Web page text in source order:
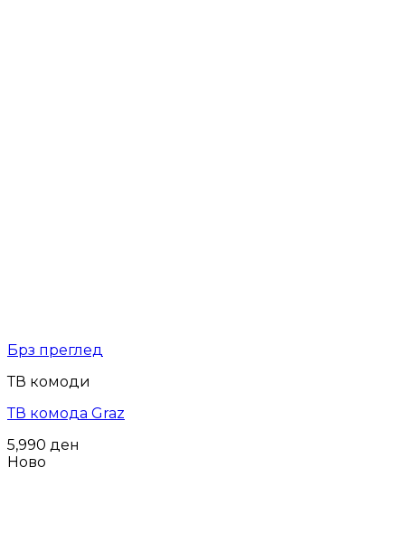
Брз преглед
ТВ комоди
ТВ комода Graz
5,990 ден
Ново